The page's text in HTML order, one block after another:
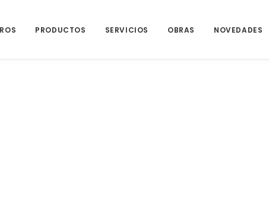
PRODUCTOS SERVICIOS OBRAS NOVEDADES